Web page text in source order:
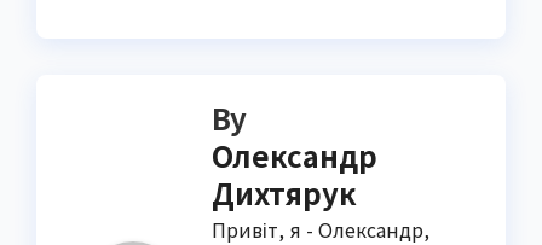
By
Олександр
Дихтярук
Привіт, я - Олександр,